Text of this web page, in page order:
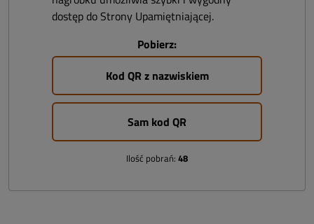
dostęp do Strony Upamiętniającej.
Pobierz:
Kod QR z nazwiskiem
Sam kod QR
Ilość pobrań: 48